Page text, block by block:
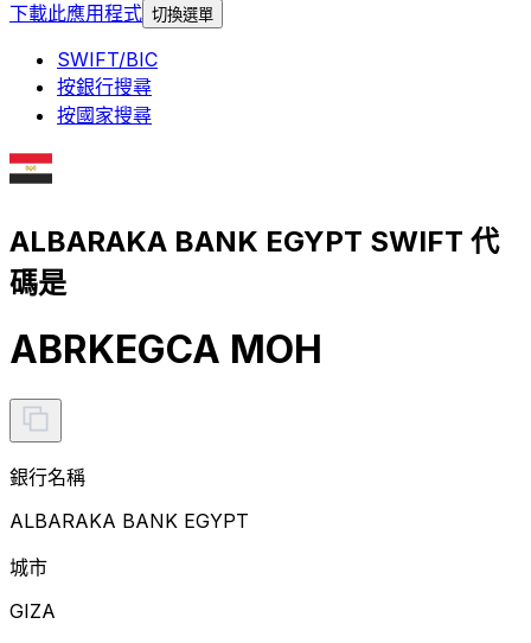
下載此應用程式 切換選單
SWIFT/BIC
按銀行搜尋
按國家搜尋
ALBARAKA BANK EGYPT SWIFT 代
碼是
ABRKEGCA MOH
銀行名稱
ALBARAKA BANK EGYPT
城市
GIZA